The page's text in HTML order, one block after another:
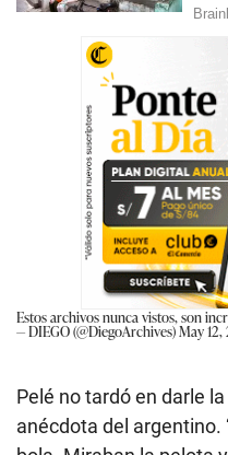
Estos archivos nunca vistos, son
— DIEGO (@DiegoArchives)May
Pelé no tardó en darle
anécdota del argentino.